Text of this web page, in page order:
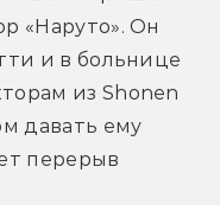
«Наруто». Он
и в больнице
из Shonen
давать ему
перерыв